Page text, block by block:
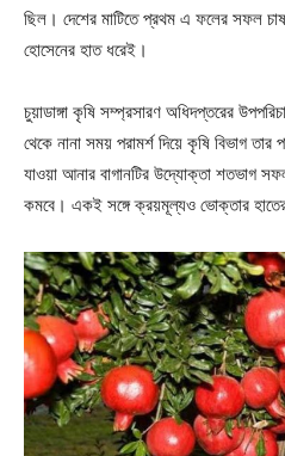
ছিল। দেশের মাটিতে প্রথম এ ফলের সফল
হোসেনের হাত ধরেই।
চুয়াডাঙ্গা কৃষি সম্প্রসারণ অধিদপ্তরের
থেকে নানা সময় পরামর্শ দিয়ে কৃষি বিভাগ তার
যাওয়া আনার বাগানটির উদ্যোক্তা শতভাগ
কমবে। একই সঙ্গে ক্রয়মূল্যও ভোক্তার হাতের